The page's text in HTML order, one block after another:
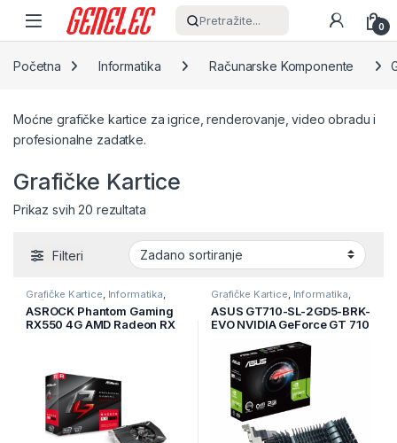
Skip to navigation
Skip to content
Pretražite... 0
Početna Informatika Računarske Komponente
Moćne grafičke kartice za igrice, renderovanje, video obradu i
profesionalne zadatke.
Grafičke Kartice
Prikaz svih 20 rezultata
Filteri
Grafičke Kartice, Informatika,
Računarske Komponente
ASROCK Phantom Gaming
RX550 4G AMD Radeon RX
Grafičke Kartice, Informatika,
Računarske Komponente
ASUS GT710-SL-2GD5-BRK-
EVO NVIDIA GeForce GT 710
1x D-Sub,